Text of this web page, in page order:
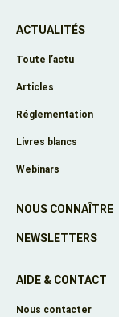
ACTUALITÉS
Toute l’actu
Articles
Réglementation
Livres blancs
Webinars
NOUS CONNAÎTRE
NEWSLETTERS
AIDE & CONTACT
Nous contacter